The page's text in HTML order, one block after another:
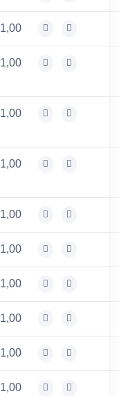
1,00
1,00
1,00
1,00
1,00
1,00
1,00
1,00
1,00
1,00